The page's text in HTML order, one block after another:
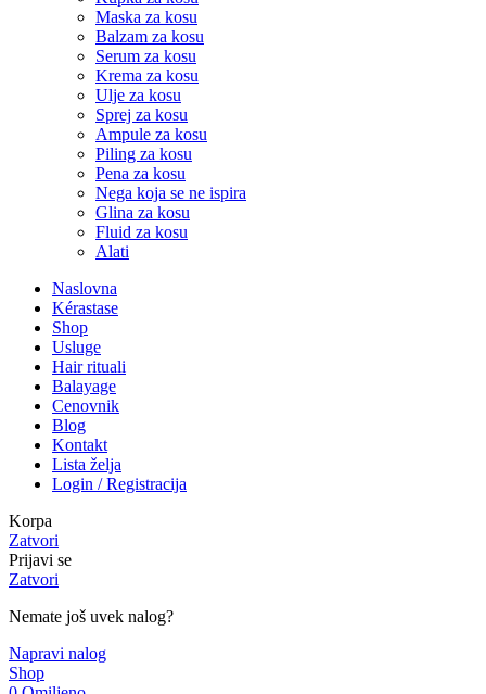
Maska za kosu
Balzam za kosu
Serum za kosu
Krema za kosu
Ulje za kosu
Sprej za kosu
Ampule za kosu
Piling za kosu
Pena za kosu
Nega koja se ne ispira
Glina za kosu
Fluid za kosu
Alati
Naslovna
Kérastase
Shop
Usluge
Hair rituali
Balayage
Cenovnik
Blog
Kontakt
Lista želja
Login / Registracija
Korpa
Zatvori
Prijavi se
Zatvori
Nemate još uvek nalog?
Napravi nalog
Shop